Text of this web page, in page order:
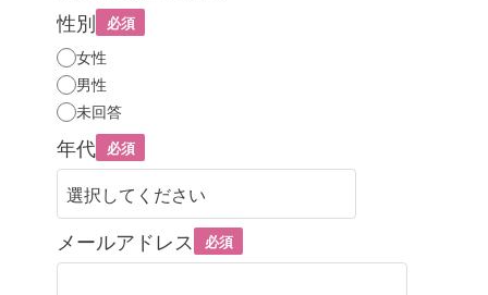
性別 必須
女性
男性
未回答
年代 必須
メールアドレス 必須